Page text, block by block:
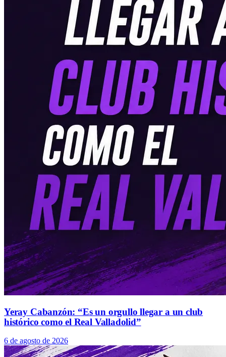
Yeray Cabanzón: “Es un orgullo llegar a un club
histórico como el Real Valladolid”
6 de agosto de 2026